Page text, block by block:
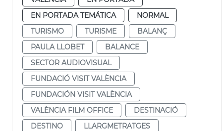
EN PORTADA TEMÁTICA
NORMAL
TURISMO
TURISME
BALANÇ
PAULA LLOBET
BALANCE
SECTOR AUDIOVISUAL
FUNDACIÓ VISIT VALÈNCIA
FUNDACIÓN VISIT VALÈNCIA
VALÈNCIA FILM OFFICE
DESTINACIÓ
DESTINO
LLARGMETRATGES